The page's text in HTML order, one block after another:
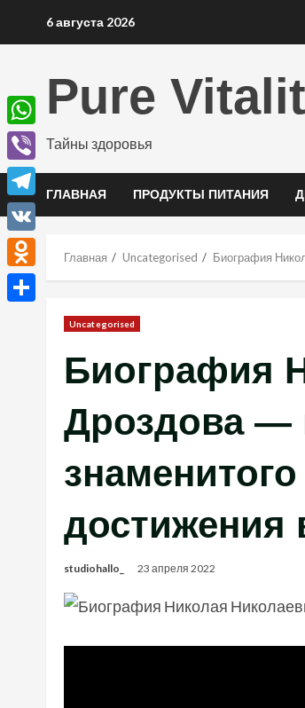
6 августа 2026
Pure
Тайны здоровья
ГЛАВНАЯ ПРОДУКТЫ ПИТАНИЯ
Главная Uncategorised Биография
Uncategorised
Биография
Дроздова —
studiohallo_ 23 апреля 2022
WhatsApp
Viber
Telegram
VK
Odnoklassniki
Отправить